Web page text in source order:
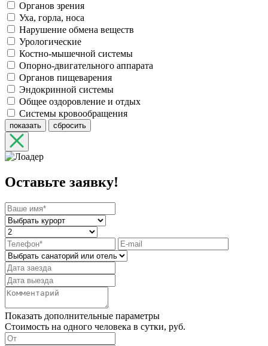
Органов зрения
Уха, горла, носа
Нарушение обмена веществ
Урологические
Костно-мышечной системы
Опорно-двигательного аппарата
Органов пищеварения
Эндокринной системы
Общее оздоровление и отдых
Системы кровообращения
показать сбросить
Оставьте заявку!
Показать дополнительные параметры
Стоимость на одного человека в сутки, руб.